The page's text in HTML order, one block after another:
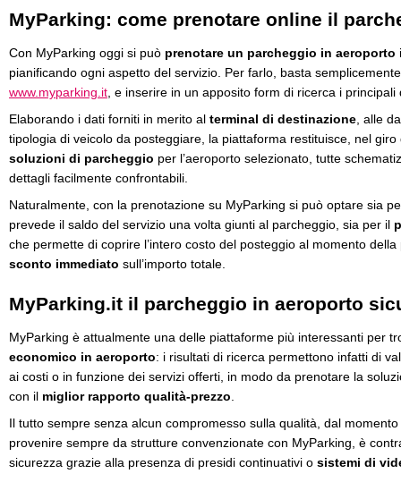
MyParking: come prenotare online il
Con MyParking oggi si può prenotare un parcheggio in aeroporto
pianificando ogni aspetto del servizio. Per farlo, basta
www.myparking.it , e inserire in un apposito form di ricerca i
Elaborando i dati forniti in merito al terminal di destinazione , alle
tipologia di veicolo da posteggiare, la piattaforma restituisce, nel
soluzioni di parcheggio per l’aeroporto selezionato, tutte
dettagli facilmente confrontabili.
Naturalmente, con la prenotazione su MyParking si può optare sia
prevede il saldo del servizio una volta giunti al parcheggio, sia per il
che permette di coprire l’intero costo del posteggio al momento
sconto immediato sull’importo totale.
MyParking.it il parcheggio in aeroporto
MyParking è attualmente una delle piattaforme più interessanti per
economico in aeroporto: i risultati di ricerca permettono infatti di
ai costi o in funzione dei servizi offerti, in modo da prenotare la
con il miglior rapporto qualità-prezzo
Il tutto sempre senza alcun compromesso sulla qualità, dal
provenire sempre da strutture convenzionate con MyParking, è
sicurezza grazie alla presenza di presidi continuativi o sistemi di